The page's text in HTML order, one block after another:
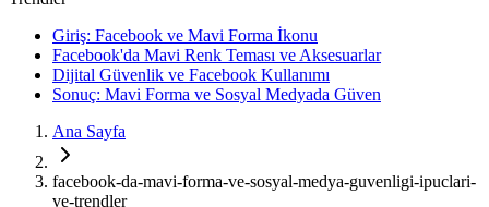
Giriş: Facebook ve Mavi Forma İkonu
Facebook'da Mavi Renk Teması ve Aksesuarlar
Dijital Güvenlik ve Facebook Kullanımı
Sonuç: Mavi Forma ve Sosyal Medyada Güven
Ana Sayfa
facebook-da-mavi-forma-ve-sosyal-medya-guvenligi-ipuclari-
ve-trendler